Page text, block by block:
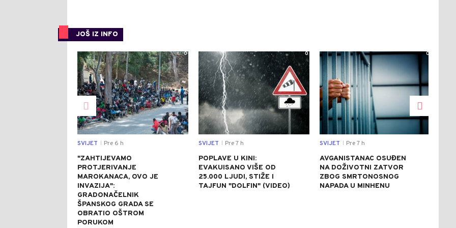
JOŠ IZ INFO
0
SVIJET Pre 6 h
"ZAHTIJEVAMO
PROTJERIVANJE
MAROKANACA, OVO JE
INVAZIJA":
GRADONAČELNIK
ŠPANSKOG GRADA SE
OBRATIO OŠTROM
PORUKOM
0
SVIJET Pre 7 h
POPLAVE U KINI:
EVAKUISANO VIŠE OD
25.000 LJUDI, STIŽE I
TAJFUN "DOLFIN" (VIDEO)
0
SVIJET Pre 7 h
AVGANISTANAC OSUĐEN
NA DOŽIVOTNI ZATVOR
ZBOG SMRTONOSNOG
NAPADA U MINHENU